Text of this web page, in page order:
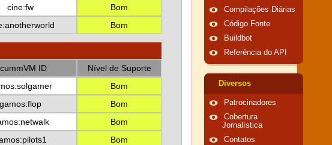
cine:fw
Bom
Bom
ID
Nível de Suporte
Bom
gamos:flop
Bom
Bom
Bom
Compilações Diárias
Código Fonte
Buildbot
Referência do API
Diversos
Patrocinadores
Cobertura
Jornalística
Contatos